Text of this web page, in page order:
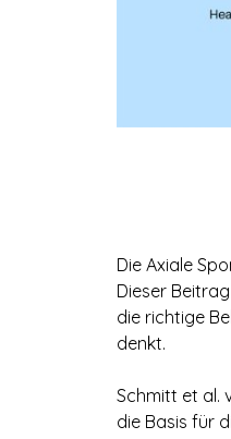
Die Axiale
Dieser
die richtige
denkt.
Schmitt et al.
die Basis für